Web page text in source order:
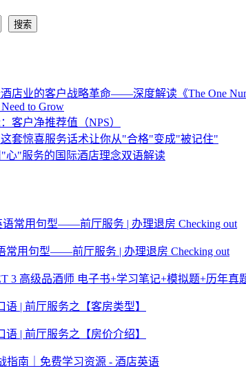
搜索
店业的客户战略革命——深度解读《The One
to Grow
客户净推荐值（NPS）
套惊喜服务话术让你从"合格"变成"被记住"
"心"服务的国际酒店理念双语解读
语常用句型——前厅服务 | 办理退房 Checking out
常用句型——前厅服务 | 办理退房 Checking out
3 高级品酒师 电子书+学习笔记+模拟题+历年真
语 | 前厅服务之【客房类型】
语 | 前厅服务之【房价介绍】
指南｜免费学习资源 - 酒店英语